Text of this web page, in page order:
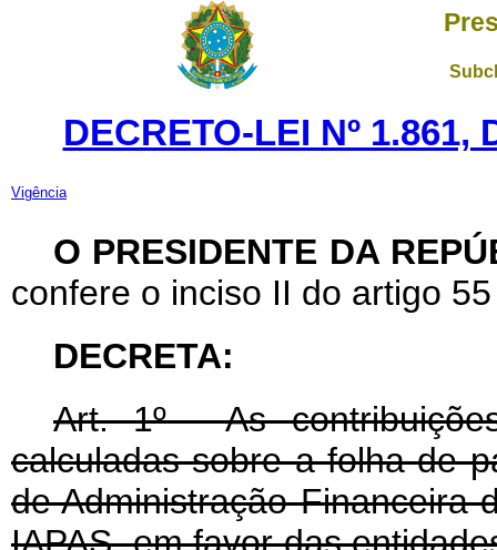
DECRETO-LEI Nº 1.861,
Vigência
O PRESIDENTE DA
confere o inciso II do artigo
DECRETA:
Art. 1º - As
calculadas sobre a folha de
de Administração Financeira